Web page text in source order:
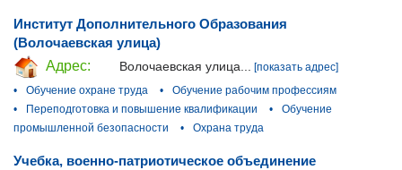
Институт Дополнительного Образования
(Волочаевская улица)
Адрес:
Волочаевская улица...
[показать адрес]
•
Обучение охране труда •
Обучение рабочим профессиям
•
Переподготовка и повышение квалификации •
Обучение
промышленной безопасности
• Охрана труда
Учебка, военно-патриотическое объединение